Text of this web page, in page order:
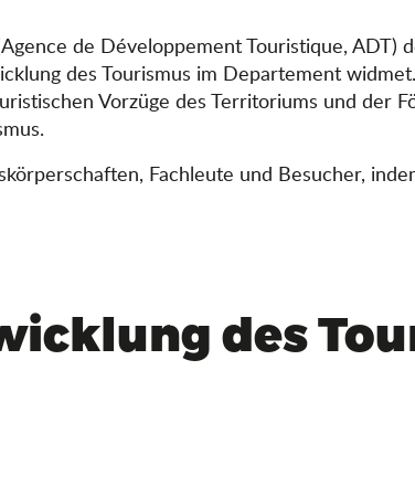
de Développement Touristique, ADT)
des Tourismus im Departement
Vorzüge des Territoriums und der
Fachleute und Besucher,
des